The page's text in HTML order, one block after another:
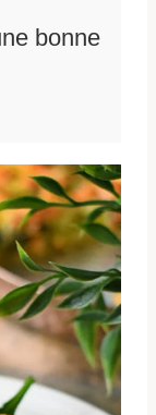
bonne